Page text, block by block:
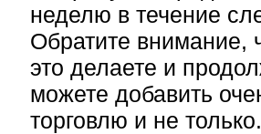
неделю в течение
Обратите внимание,
это делаете и
можете добавить
торговлю и не только.